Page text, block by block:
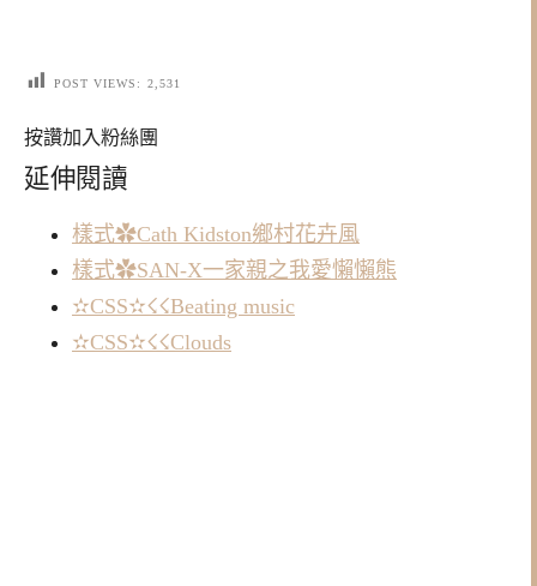
POST VIEWS: 2,531
按讚加入粉絲團
延伸閱讀
樣式✿Cath Kidston鄉村花卉風
樣式✿SAN-X一家親之我愛懶懶熊
✫CSS✫☇☇Beating music
✫CSS✫☇☇Clouds